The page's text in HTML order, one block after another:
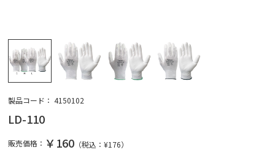
製品コード： 4150102
LD-110
販売価格： ￥160 （税込：¥176）